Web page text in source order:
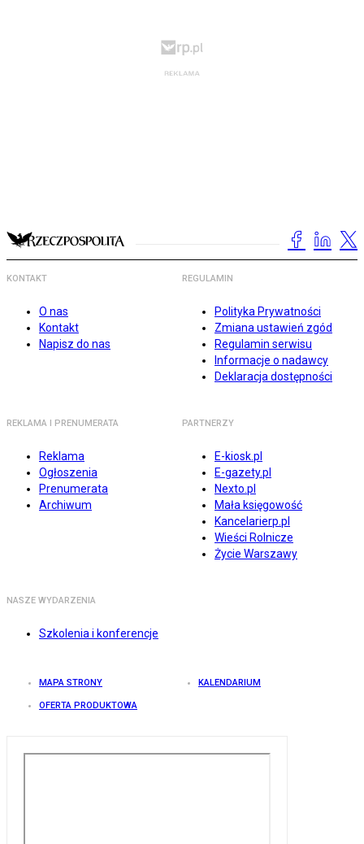
KONTAKT
O nas
Kontakt
Napisz do nas
REGULAMIN
Polityka Prywatności
Zmiana ustawień zgód
Regulamin serwisu
Informacje o nadawcy
Deklaracja dostępności
REKLAMA I PRENUMERATA
Reklama
Ogłoszenia
Prenumerata
Archiwum
PARTNERZY
E-kiosk.pl
E-gazety.pl
Nexto.pl
Mała księgowość
Kancelarierp.pl
Wieści Rolnicze
Życie Warszawy
NASZE WYDARZENIA
Szkolenia i konferencje
MAPA STRONY KALENDARIUM
OFERTA PRODUKTOWA